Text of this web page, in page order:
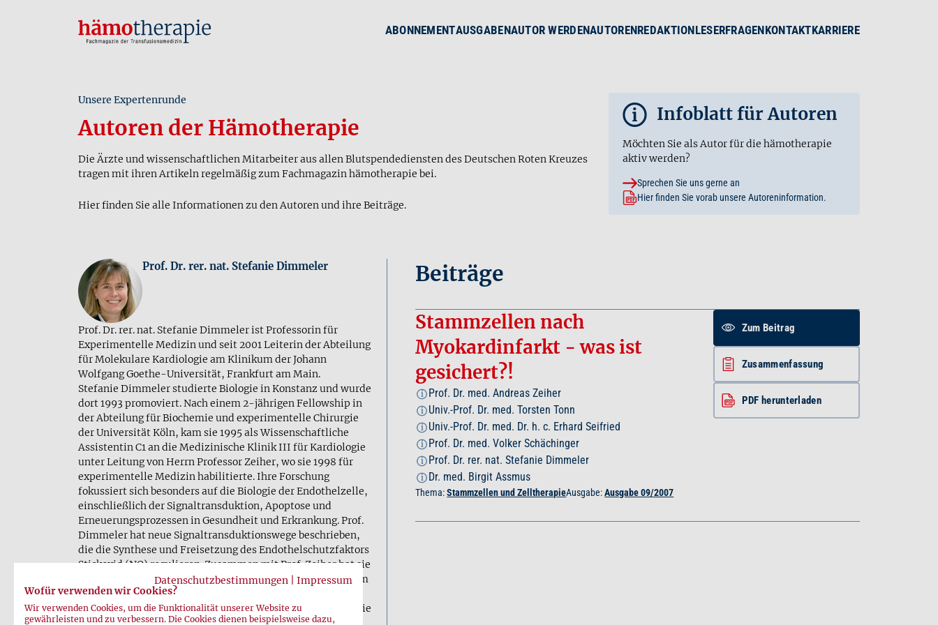
ABONNEMENTAUSGABENAUTOR WERDENAUTORENREDAKTIONLESERFRAGENKONTAKTKARRIERE
Unsere Expertenrunde
Autoren der Hämotherapie
Die Ärzte und wissenschaftlichen Mitarbeiter aus allen Blutspendediensten des Deutschen Roten Kreuzes
tragen mit ihren Artikeln regelmäßig zum Fachmagazin hämotherapie bei.
Hier finden Sie alle Informationen zu den Autoren und ihre Beiträge.
i Infoblatt für Autoren
Möchten Sie als Autor für die hämotherapie
aktiv werden?
Sprechen Sie uns gerne an
Hier finden Sie vorab unsere Autoreninformation.
Prof. Dr. rer. nat. Stefanie Dimmeler
Prof. Dr. rer. nat. Stefanie Dimmeler ist Professorin für
Experimentelle Medizin und seit 2001 Leiterin der Abteilung
für Molekulare Kardiologie am Klinikum der Johann
Wolfgang Goethe-Universität, Frankfurt am Main.
Stefanie Dimmeler studierte Biologie in Konstanz und wurde
dort 1993 promoviert. Nach einem 2-jährigen Fellowship in
der Abteilung für Biochemie und experimentelle Chirurgie
der Universität Köln, kam sie 1995 als Wissenschaftliche
Assistentin C1 an die Medizinische Klinik III für Kardiologie
unter Leitung von Herrn Professor Zeiher, wo sie 1998 für
experimentelle Medizin habilitierte. Ihre Forschung
fokussiert sich besonders auf die Biologie der Endothelzelle,
einschließlich der Signaltransduktion, Apoptose und
Erneuerungsprozessen in Gesundheit und Erkrankung. Prof.
Dimmeler hat neue Signaltransduktionswege beschrieben,
die die Synthese und Freisetzung des Endothelschutzfaktors
Stickoxid (NO) regulieren. Zusammen mit Prof. Zeiher hat sie
Forschungsergebnisse aus dem Labor bis zur Anwendung am
Krankenbett gebracht, was derzeit in den abgeschlossenen
und laufenden klinischen Studien zur Progenitorzelltherapie
Beiträge
Stammzellen nach
Myokardinfarkt - was ist
gesichert?!
i Prof. Dr. med. Andreas Zeiher
i Univ.-Prof. Dr. med. Torsten Tonn
i Univ.-Prof. Dr. med. Dr. h. c. Erhard Seifried
i Prof. Dr. med. Volker Schächinger
i Prof. Dr. rer. nat. Stefanie Dimmeler
i Dr. med. Birgit Assmus
Thema:Stammzellen und ZelltherapieAusgabe:Ausgabe 09/2007
Zum Beitrag
Zusammenfassung
PDF herunterladen
Datenschutzbestimmungen
Impressum
Wofür verwenden wir Cookies?
Wir verwenden Cookies, um die Funktionalität unserer Website zu
gewährleisten und zu verbessern. Die Cookies dienen beispielsweise dazu,